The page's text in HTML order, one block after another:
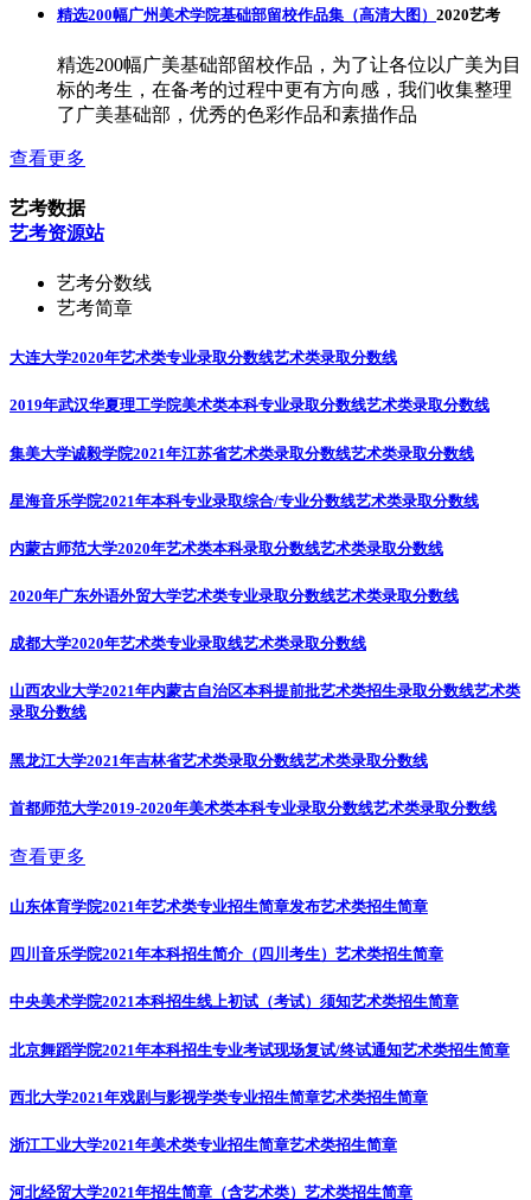
精选200幅广州美术学院基础部留校作品集（高清大图） 2020艺考
精选200幅广美基础部留校作品，为了让各位以广美为目
标的考生，在备考的过程中更有方向感，我们收集整理
了广美基础部，优秀的色彩作品和素描作品
查看更多
艺考数据
艺考资源站
艺考分数线
艺考简章
大连大学2020年艺术类专业录取分数线艺术类录取分数线
2019年武汉华夏理工学院美术类本科专业录取分数线艺术类录取分数线
集美大学诚毅学院2021年江苏省艺术类录取分数线艺术类录取分数线
星海音乐学院2021年本科专业录取综合/专业分数线艺术类录取分数线
内蒙古师范大学2020年艺术类本科录取分数线艺术类录取分数线
2020年广东外语外贸大学艺术类专业录取分数线艺术类录取分数线
成都大学2020年艺术类专业录取线艺术类录取分数线
山西农业大学2021年内蒙古自治区本科提前批艺术类招生录取分数线艺术类
录取分数线
黑龙江大学2021年吉林省艺术类录取分数线艺术类录取分数线
首都师范大学2019-2020年美术类本科专业录取分数线艺术类录取分数线
查看更多
山东体育学院2021年艺术类专业招生简章发布艺术类招生简章
四川音乐学院2021年本科招生简介（四川考生） 艺术类招生简章
中央美术学院2021本科招生线上初试（考试）须知艺术类招生简章
北京舞蹈学院2021年本科招生专业考试现场复试/终试通知艺术类招生简章
西北大学2021年戏剧与影视学类专业招生简章艺术类招生简章
浙江工业大学2021年美术类专业招生简章艺术类招生简章
河北经贸大学2021年招生简章（含艺术类） 艺术类招生简章